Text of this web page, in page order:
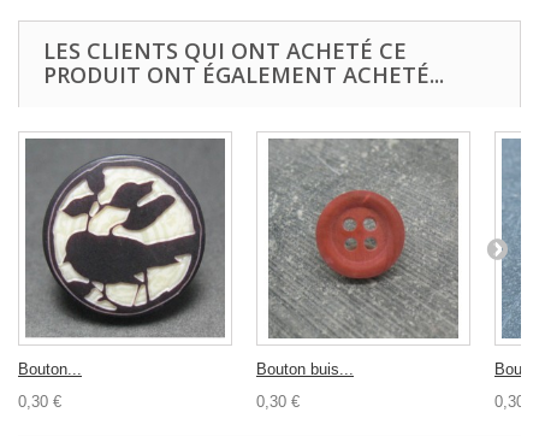
LES CLIENTS QUI ONT ACHETÉ CE
PRODUIT ONT ÉGALEMENT ACHETÉ...
Bouton...
0,30 €
Bouton buis...
0,30 €
0,30 €